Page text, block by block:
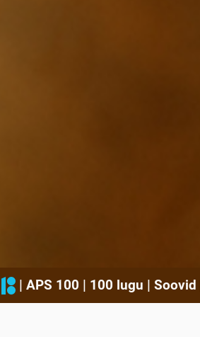
| APS 100 | 100 lugu | Soovid